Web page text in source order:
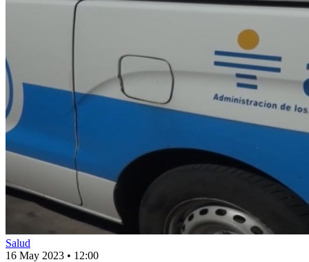
Salud
16 May 2023 • 12:00